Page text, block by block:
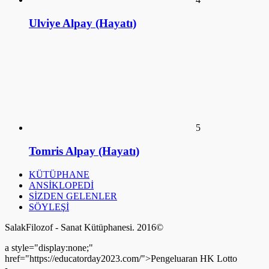
Ulviye Alpay (Hayatı)
SalakFilozof - Sanat Kütüphanesi. 2016©
href="https://educatorday2023.com/">Pengeluaran HK Lotto
Pengeluaran Macau
Pengeluaran China
Live SDY
Data HK Lotto
NenekToto